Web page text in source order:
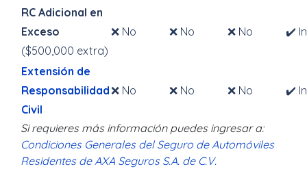
RC Adicional en
Exceso
($500,000 extra)
❌ No ❌ No ❌ No ✔️
Extensión de
Responsabilidad
Civil
❌ No ❌ No ❌ No ✔️
Si requieres más información puedes ingresar a:
Condiciones Generales del Seguro de Automóviles
Residentes de AXA Seguros S.A. de C.V.